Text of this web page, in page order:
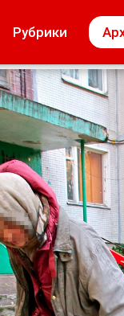
Рубрики
МОЁ!